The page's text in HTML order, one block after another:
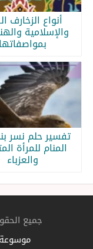
أنواع الزخارف
والإسلامية
بمواصفاتها
تفسير حلم نسر
المنام للمرأة
والعزباء
جميع الحقوق